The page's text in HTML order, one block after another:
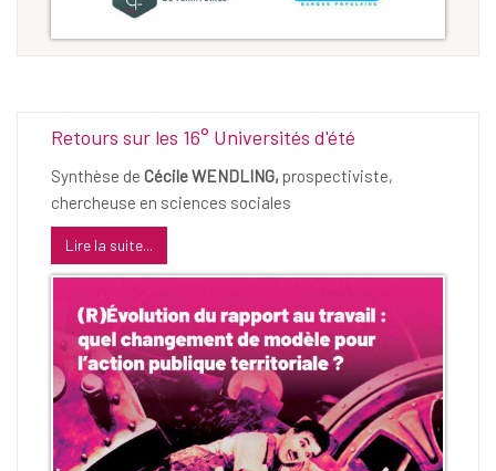
Retours sur les 16° Universités d'été
Synthèse de Cécile WENDLING, prospectiviste,
chercheuse en sciences sociales
Lire la suite...